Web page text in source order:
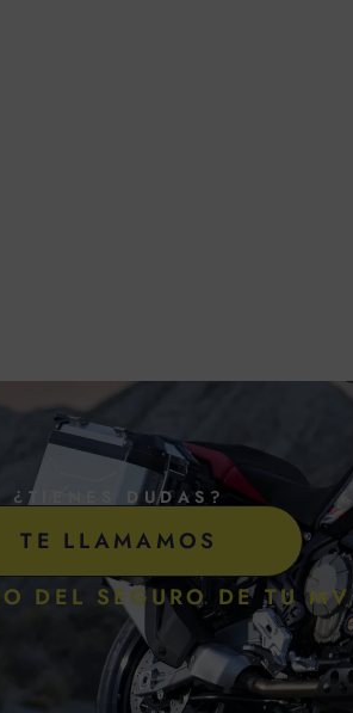
¿TIENES DUDAS?
TE LLAMAMOS
DEL SEGURO DE TU